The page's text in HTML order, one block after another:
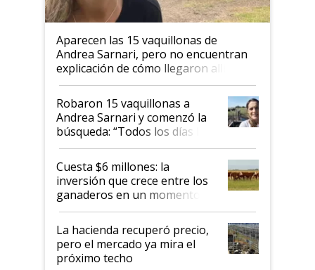
Aparecen las 15 vaquillonas de
Andrea Sarnari, pero no encuentran
explicación de cómo llegaron allí
Robaron 15 vaquillonas a
Andrea Sarnari y comenzó la
búsqueda: “Todos los días le
toca a algún productor”
Cuesta $6 millones: la
inversión que crece entre los
ganaderos en un momento
histórico para la actividad
La hacienda recuperó precio,
pero el mercado ya mira el
próximo techo